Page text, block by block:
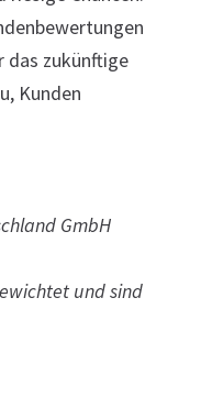
das zukünftige
Kunden
GmbH
und sind